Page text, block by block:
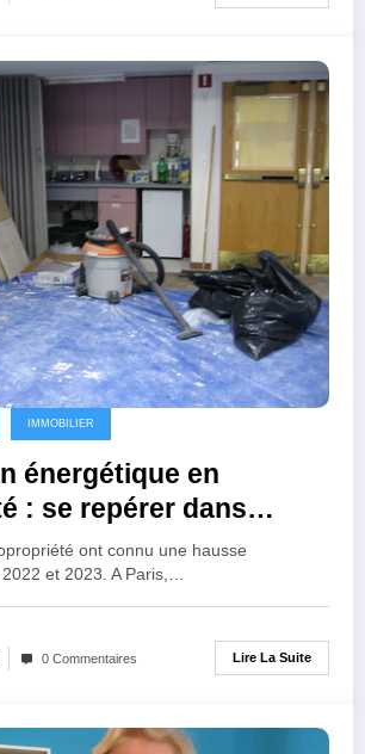
IMMOBILIER
énergétique en
: se repérer dans
des aides ?ont connu une hausse
et 2023. A Paris,…
0 Commentaires Lire La Suite